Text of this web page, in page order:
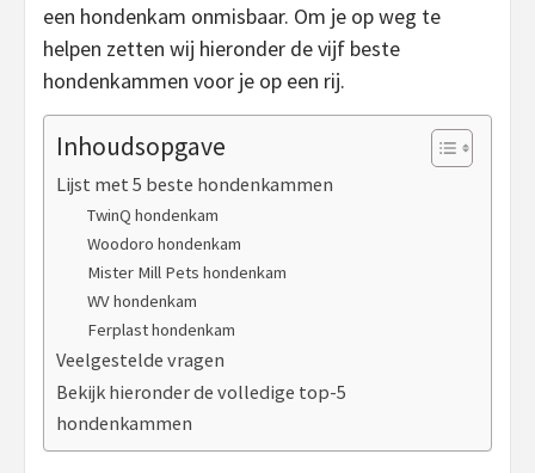
een hondenkam onmisbaar. Om je op weg te
helpen zetten wij hieronder de vijf beste
hondenkammen voor je op een rij.
Inhoudsopgave
Lijst met 5 beste hondenkammen
TwinQ hondenkam
Woodoro hondenkam
Mister Mill Pets hondenkam
WV hondenkam
Ferplast hondenkam
Veelgestelde vragen
Bekijk hieronder de volledige top-5
hondenkammen